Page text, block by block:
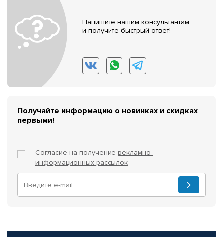
Напишите нашим консультантам
и получите быстрый ответ!
Получайте информацию о новинках и скидках
первыми!
Согласие на получение рекламно-
информационных рассылок